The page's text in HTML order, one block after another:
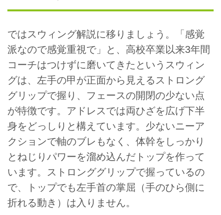
ではスウィング解説に移りましょう。「感覚
派なので感覚重視で」と、高校卒業以来3年間
コーチはつけずに磨いてきたというスウィン
グは、左手の甲が正面から見えるストロング
グリップで握り、フェースの開閉の少ない点
が特徴です。アドレスでは両ひざを広げ下半
身をどっしりと構えています。少ないニーア
クションで軸のブレもなく、体幹をしっかり
とねじりパワーを溜め込んだトップを作って
います。ストロンググリップで握っているの
で、トップでも左手首の掌屈（手のひら側に
折れる動き）は入りません。